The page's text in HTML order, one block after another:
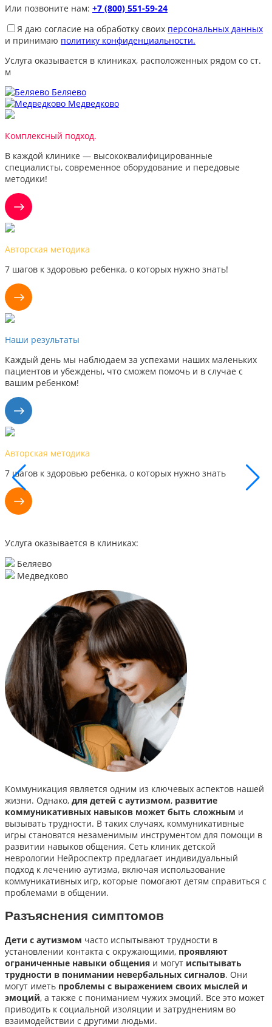
Или позвоните нам: +7 (800) 551-59-24
Я даю согласие на обработку своих персональных данных
и принимаю политику конфиденциальности.
Услуга оказывается в клиниках, расположенных рядом со ст.
м
Беляево
Медведково
Комплексный подход.
В каждой клинике — высококвалифицированные
специалисты, современное оборудование и передовые
методики!
Авторская методика
7 шагов к здоровью ребенка, о которых нужно знать!
Наши результаты
Каждый день мы наблюдаем за успехами наших маленьких
пациентов и убеждены, что сможем помочь и в случае с
вашим ребенком!
которых нужно знать
Каждый день мы видим
поэтому уверены, что
Услуга оказывается в клиниках:
Беляево
Медведково
Коммуникация является одним из ключевых аспектов нашей
жизни. Однако, для детей с аутизмом, развитие
коммуникативных навыков может быть сложным и
вызывать трудности. В таких случаях, коммуникативные
игры становятся незаменимым инструментом для помощи в
развитии навыков общения. Сеть клиник детской
неврологии Нейроспектр предлагает индивидуальный
подход к лечению аутизма, включая использование
коммуникативных игр, которые помогают детям справиться с
проблемами в общении.
Разъяснения симптомов
Дети с аутизмом часто испытывают трудности в
установлении контакта с окружающими, проявляют
ограниченные навыки общения и могут испытывать
трудности в понимании невербальных сигналов. Они
могут иметь проблемы с выражением своих мыслей и
эмоций, а также с пониманием чужих эмоций. Все это может
приводить к социальной изоляции и затруднениям во
взаимодействии с другими людьми.